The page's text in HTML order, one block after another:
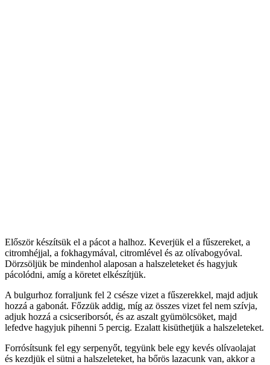
Először készítsük el a pácot a halhoz. Keverjük el a fűszereket, a
citromhéjjal, a fokhagymával, citromlével és az olívabogyóval.
Dörzsöljük be mindenhol alaposan a halszeleteket és hagyjuk
pácolódni, amíg a köretet elkészítjük.
A bulgurhoz forraljunk fel 2 csésze vizet a fűszerekkel, majd adjuk
hozzá a gabonát. Főzzük addig, míg az összes vizet fel nem szívja,
adjuk hozzá a csicseriborsót, és az aszalt gyümölcsöket, majd
lefedve hagyjuk pihenni 5 percig. Ezalatt kisüthetjük a halszeleteket.
Forrósítsunk fel egy serpenyőt, tegyünk bele egy kevés olívaolajat
és kezdjük el sütni a halszeleteket, ha bőrös lazacunk van, akkor a